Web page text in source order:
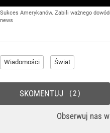
Sukces Amerykanów. Zabili ważnego
news
Wiadomości Świat
Obserwuj nas w
SKOMENTUJ 2